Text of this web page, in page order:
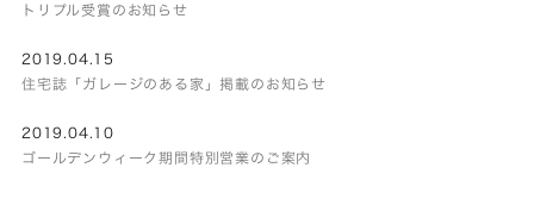
トリプル受賞のお知らせ
2019.04.15
住宅誌「ガレージのある家」掲載のお知らせ
2019.04.10
ゴールデンウィーク期間特別営業のご案内